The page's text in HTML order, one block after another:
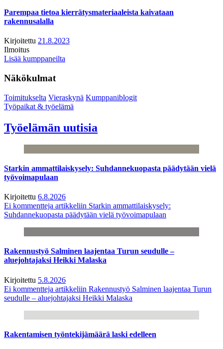
Parempaa tietoa kierrätysmateriaaleista kaivataan
rakennusalalla
Kirjoitettu 21.8.2023
Ilmoitus
Lisää kumppaneilta
Näkökulmat
Toimitukselta Vieraskynä Kumppaniblogit
Työpaikat & työelämä
Työelämän uutisia
Starkin ammattilaiskysely: Suhdannekuopasta päädytään vielä
työvoimapulaan
Kirjoitettu 6.8.2026
Ei kommentteja artikkeliin Starkin ammattilaiskysely:
Suhdannekuopasta päädytään vielä työvoimapulaan
Rakennustyö Salminen laajentaa Turun seudulle –
aluejohtajaksi Heikki Malaska
Kirjoitettu 5.8.2026
Ei kommentteja artikkeliin Rakennustyö Salminen laajentaa Turun
seudulle – aluejohtajaksi Heikki Malaska
Rakentamisen työntekijämäärä laski edelleen